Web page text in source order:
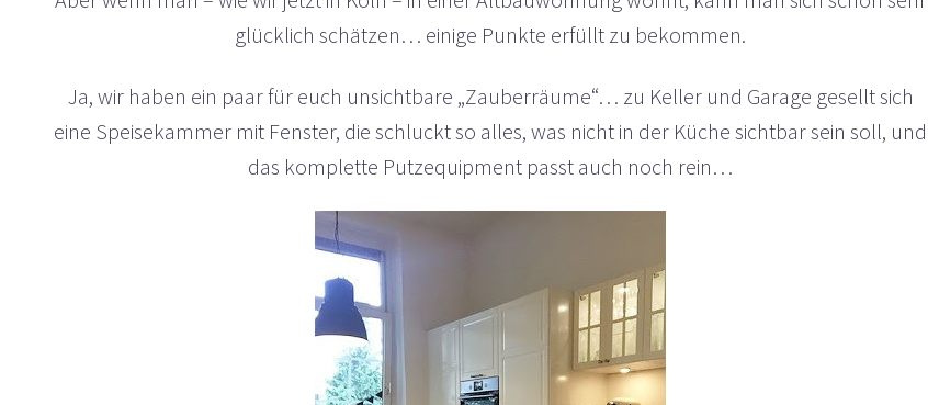
glücklich schätzen… einige Punkte erfüllt zu bekommen.
Ja, wir haben ein paar für euch unsichtbare „Zauberräume“… zu Keller und Garage gesellt sich
eine Speisekammer mit Fenster, die schluckt so alles, was nicht in der Küche sichtbar sein soll, und
das komplette Putzequipment passt auch noch rein…